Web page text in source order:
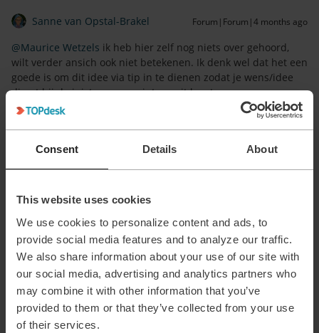
Consent Details About
This website uses cookies
We use cookies to personalize content and ads, to
provide social media features and to analyze our traffic.
We also share information about your use of our site with
our social media, advertising and analytics partners who
may combine it with other information that you’ve
provided to them or that they’ve collected from your use
of their services.
Sanne van Opstal-Brakel Forum|Forum|4 months ago
@Maurice Wetzels ik heb hier zelf nog niets over gehoord,
wilt verder ansich ook niet betekenen. Ik denk wel dat het een
goede is om dit idee via tip in te dienen zodat je wens/idee
direct bij de juiste mensen intern uit komt.
Godmother
M Maurice Wetzels AUTHOR Forum|Forum|4 months ago
Hallo Sanne,
Dankjewel voor jouw reactie. Ik ben nogal zoekende waar ik
dit als tip kan indienen.